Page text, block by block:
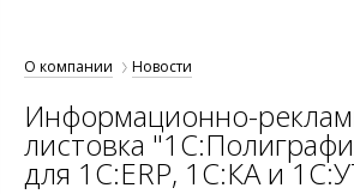
О компании Новости
Информационно-
листовка
для 1С:ERP, 1С:КА и